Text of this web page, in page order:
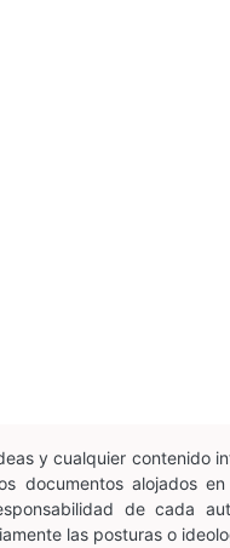
y cualquier contenido
documentos alojados en
de cada
las posturas o